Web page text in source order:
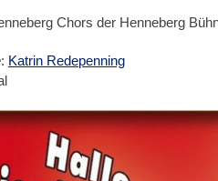
Chors der Henneberg
: Katrin Redepenning